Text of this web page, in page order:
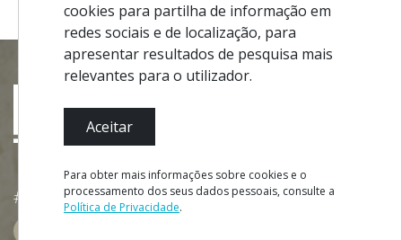
#ROT ADOROMANICO
cookies para partilha de informação em
redes sociais e de localização, para
apresentar resultados de pesquisa mais
relevantes para o utilizador.
Aceitar
Para obter mais informações sobre cookies e o
processamento dos seus dados pessoais, consulte a
Política de Privacidade.